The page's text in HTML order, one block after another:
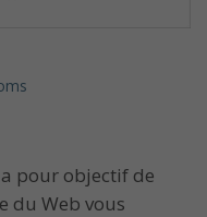
a pour objectif de
du Web vous